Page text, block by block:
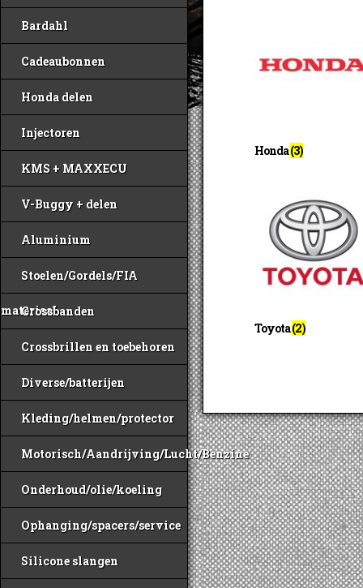
Bardahl
Cadeaubonnen
Honda delen
Injectoren
KMS + MAXXECU
V-Buggy + delen
Aluminium
Stoelen/Gordels/FIA
materiaal
Crossbanden
Crossbrillen en toebehoren
Diverse/batterijen
Kleding/helmen/protector
Motorisch/Aandrijving/Lucht/Benzine
Onderhoud/olie/koeling
Ophanging/spacers/service
Silicone slangen
Honda(3)
Toyota(2)